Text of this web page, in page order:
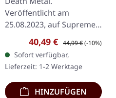
Veröffentlicht am
25.08.2023, auf Supreme
Chaos Records.
EXKLUSIVES PREORDER
BUDNLE! Die ersten 50
nummerierten Exemplare
kommen mit…
Verkaufspreis:
40,49 € Regulärer Preis:
44,99 €(-10%)
Sofort verfügbar,
Lieferzeit: 1-2 Werktage
HINZUFÜGEN